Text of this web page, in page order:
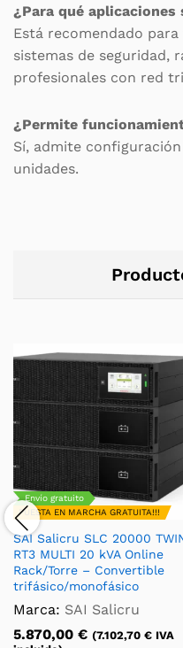
¿Para qué aplicaciones
Está recomendado
sistemas de seguridad,
profesionales con red
¿Permite
Sí, admite
unidades.
Envío gratuito
PUESTA EN MARCHA GRATUITA!!!
SAI Salicru SLC 20000
RT3 MULTI 20 kVA Online
Rack/Torre – Convertible
trifásico/monofásico
Marca: SAI Salicru
5.870,00 € (7.102,70 € IVA